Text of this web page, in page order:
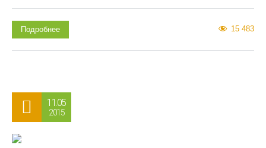
15 483
Подробнее
11.05
2015